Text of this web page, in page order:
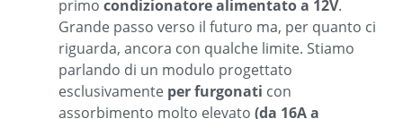
primo condizionatore alimentato a 12V.
Grande passo verso il futuro ma, per quanto ci
riguarda, ancora con qualche limite. Stiamo
parlando di un modulo progettato
esclusivamente per furgonati con
assorbimento molto elevato (da 16A a